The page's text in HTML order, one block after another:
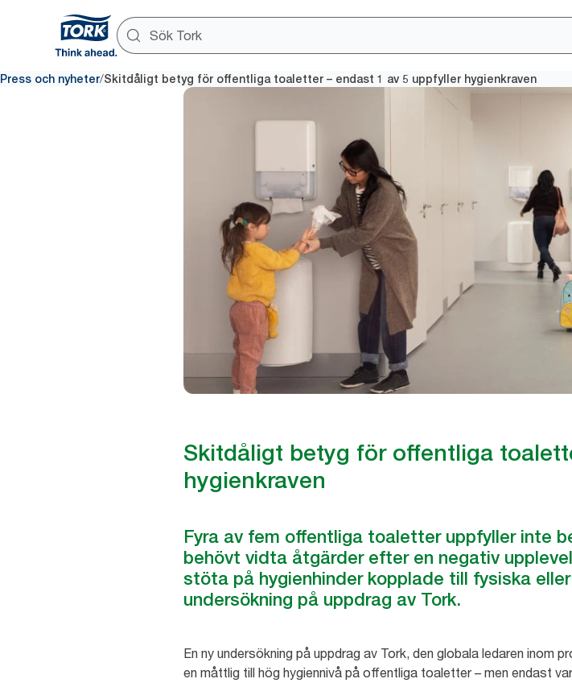
Press och nyheter/Skitdåligt betyg för offentliga toaletter – endast 1 av 5 uppfyller hygienkraven
Skitdåligt betyg för offentliga
hygienkraven
Fyra av fem offentliga toaletter uppfyller inte
behövt vidta åtgärder efter en negativ
stöta på hygienhinder kopplade till fysiska
undersökning på uppdrag av Tork.
En ny undersökning på uppdrag av Tork, den globala ledaren
en måttlig till hög hygiennivå på offentliga toaletter – men endast